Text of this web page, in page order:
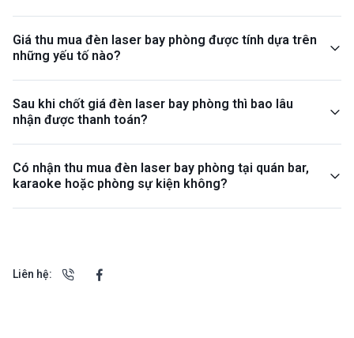
Giá thu mua đèn laser bay phòng được tính dựa trên
những yếu tố nào?
Sau khi chốt giá đèn laser bay phòng thì bao lâu
nhận được thanh toán?
Có nhận thu mua đèn laser bay phòng tại quán bar,
karaoke hoặc phòng sự kiện không?
Liên hệ: